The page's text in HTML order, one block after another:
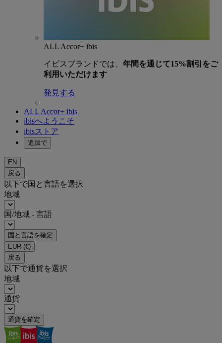
ALL Accor+ ibis
イビスブランドでは、 年間を通じて15%割引をご
利用いただけます
発見する
ALL Accor+ ibis
ibisへようこそ
ibisストア
追加で
EN
戻る
以下で国と言語を選択
地域
国/地域 - 言語
国と言語を確定
EUR (€)
戻る
以下で通貨を選択
地域
通貨
通貨を確定